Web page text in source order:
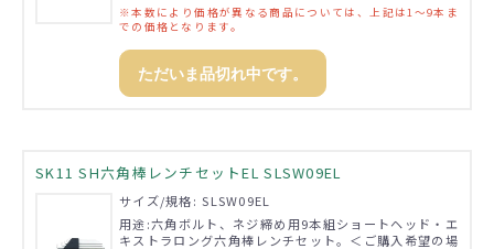
※本数により価格が異なる商品については、上記は1～9本ま
での価格となります。
ただいま品切れ中です。
SK11 SH六角棒レンチセットEL SLSW09EL
サイズ/規格: SLSW09EL
用途:六角ボルト、ネジ締め用9本組ショートヘッド・エ
キストラロング六角棒レンチセット。＜ご購入希望の場